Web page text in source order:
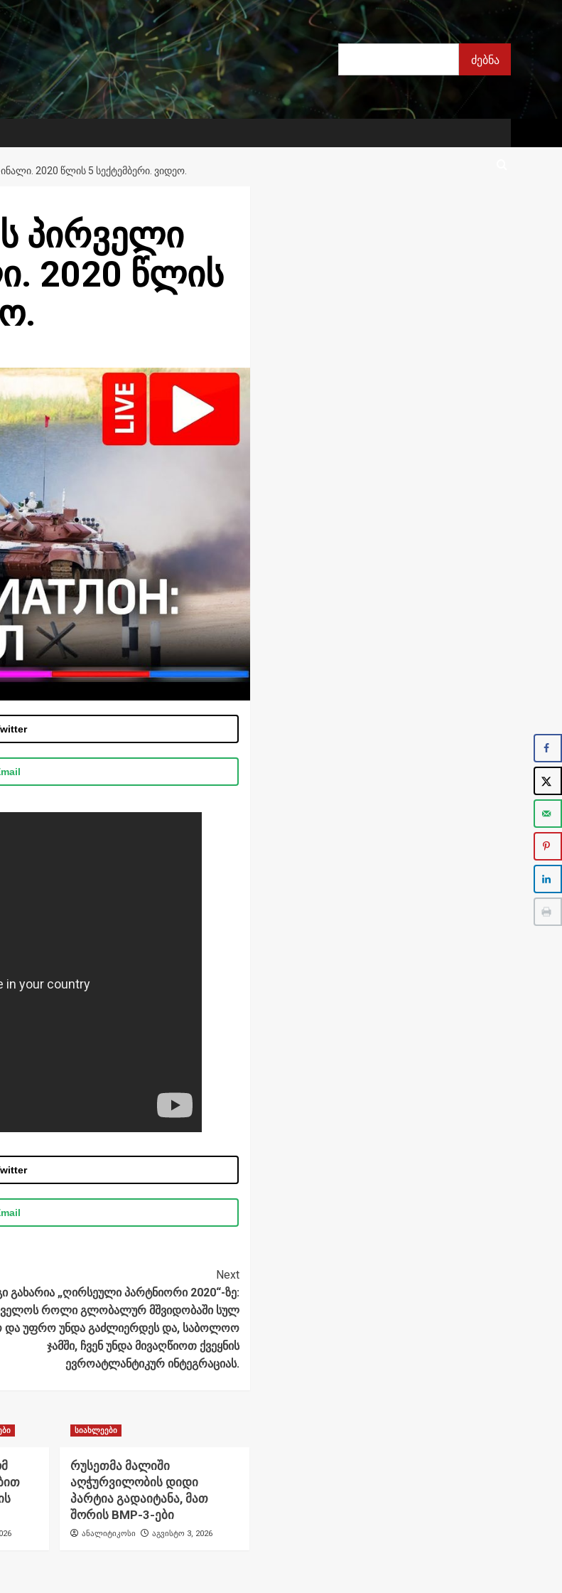
ძებნა
ძებნა
2020 ᲬᲚᲘᲡ 5 ᲡᲔᲥᲢᲔᲛᲑᲔᲠᲘ. ᲕᲘᲓᲔᲝ.
პირველი
2020 წლის
Next
გახარია „ღირსეული პარტნიორი 2020“-ზე:
როლი გლობალურ მშვიდობაში სულ
უფრო უნდა გაძლიერდეს და, საბოლოო
ჯამში, ჩვენ უნდა მივაღწიოთ ქვეყნის
ევროატლანტიკურ ინტეგრაციას.
სიახლეები
რუსეთმა მალიში
აღჭურვილობის დიდი
პარტია გადაიტანა, მათ
შორის BMP-3-ები
ანალიტიკოსი აგვისტო 3, 2026